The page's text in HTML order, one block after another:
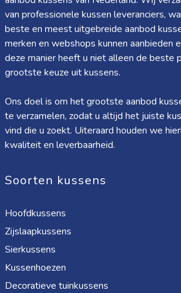
van professionele kussen leveranciers,
beste en meest uitgebreide aanbod
merken en webshops kunnen aanbieden
deze manier heeft u niet alleen de beste
grootste keuze uit kussens.
Ons doel is om het grootste aanbod
te verzamelen, zodat u altijd het juiste
vind die u zoekt. Uiteraard houden we
kwaliteit en leverbaarheid.
Soorten kussens
Hoofdkussens
Zijslaapkussens
Sierkussens
Kussenhoezen
Decoratieve tuinkussens